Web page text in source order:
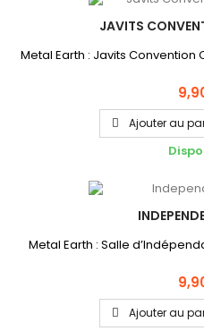
JAVITS
Metal Earth : Javits
Ajouter au
Metal Earth : Salle
Ajouter au